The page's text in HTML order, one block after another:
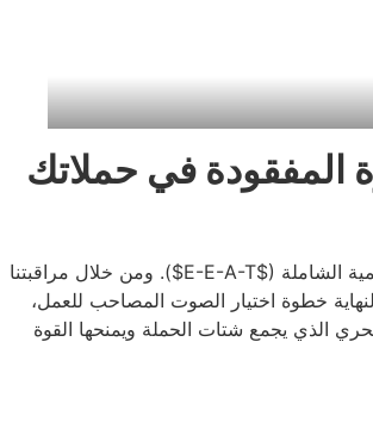
المفقودة في حملاتك
، نخضع كافة الحملات الإعلانية لعملائنا لعمليات تقييم دورية صارمة ترتكز على قياس العائد على الاستثمار ومدى الالتزام بمعايير الجودة الرقمية الشاملة ($E-E-A-T$). ومن خلال مراقبتنا
خطوة اختيار الصوت المصاحب للعمل،
الذي يجمع شتات الحملة ويمنحها القوة